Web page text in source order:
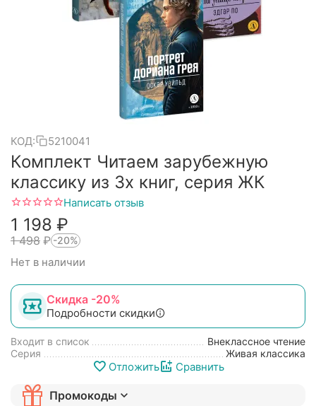
КОД: 5210041
Комплект Читаем зарубежную
классику из 3х книг, серия ЖК
Написать отзыв
1 198 ₽
1 498 ₽-20%
Нет в наличии
Скидка -20%
Подробности скидки
Входит в список
Внеклассное чтение
Серия
Живая классика
Отложить Сравнить
Промокоды